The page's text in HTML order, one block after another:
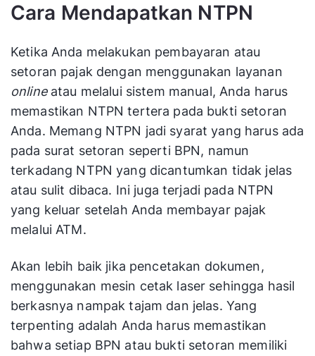
Cara Mendapatkan NTPN
Ketika Anda melakukan pembayaran atau
setoran pajak dengan menggunakan layanan
onlineatau melalui sistem manual, Anda harus
memastikan NTPN tertera pada bukti setoran
Anda. Memang NTPN jadi syarat yang harus ada
pada surat setoran seperti BPN, namun
terkadang NTPN yang dicantumkan tidak jelas
atau sulit dibaca. Ini juga terjadi pada NTPN
yang keluar setelah Anda membayar pajak
melalui ATM.
Akan lebih baik jika pencetakan dokumen,
menggunakan mesin cetak laser sehingga hasil
berkasnya nampak tajam dan jelas. Yang
terpenting adalah Anda harus memastikan
bahwa setiap BPN atau bukti setoran memiliki